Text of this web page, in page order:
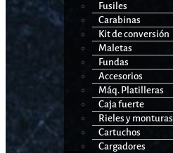
Fusiles
Carabinas
Kit de conversión
Maletas
Fundas
Accesorios
Máq. Platilleras
Caja fuerte
Rieles y monturas
Cartuchos
Cargadores